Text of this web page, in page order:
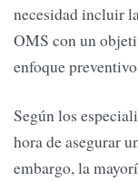
necesidad incluir
OMS con un
enfoque
Según los
hora de asegurar
embargo, la